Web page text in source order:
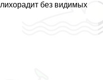
без видимых